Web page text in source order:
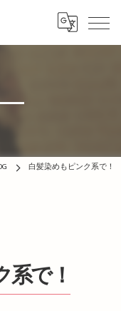
白髪染めもピンク系で！
系で！